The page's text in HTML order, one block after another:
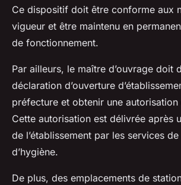
Ce dispositif doit être conforme aux
vigueur et être maintenu en
de fonctionnement.
Par ailleurs, le maître d’ouvrage doit
déclaration d’ouverture
préfecture et obtenir une autorisation
Cette autorisation est délivrée après
de l’établissement par les services
d’hygiène.
De plus, des emplacements de